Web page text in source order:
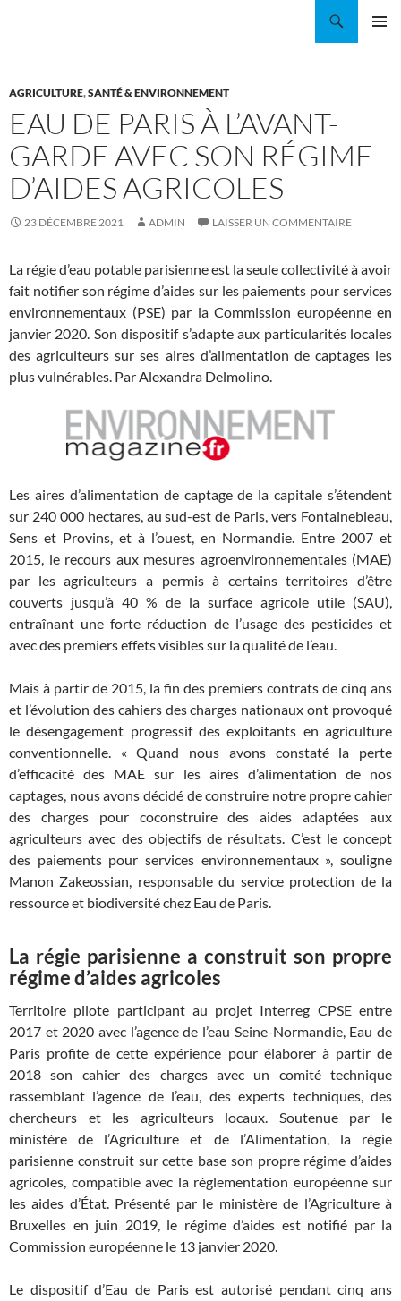
AGRICULTURE,SANTÉ & ENVIRONNEMENT
EAU DE PARIS À L’AVANT-
GARDE AVEC SON RÉGIME
D’AIDES AGRICOLES
23 DÉCEMBRE 2021 ADMIN LAISSER UN COMMENTAIRE
La régie d’eau potable parisienne est la seule collectivité à avoir
fait notifier son régime d’aides sur les paiements pour services
environnementaux (PSE) par la Commission européenne en
janvier 2020. Son dispositif s’adapte aux particularités locales
des agriculteurs sur ses aires d’alimentation de captages les
plus vulnérables. Par Alexandra Delmolino.
Les aires d’alimentation de captage de la capitale s’étendent
sur 240 000 hectares, au sud-est de Paris, vers Fontainebleau,
Sens et Provins, et à l’ouest, en Normandie. Entre 2007 et
2015, le recours aux mesures agroenvironnementales (MAE)
par les agriculteurs a permis à certains territoires d’être
couverts jusqu’à 40 % de la surface agricole utile (SAU),
entraînant une forte réduction de l’usage des pesticides et
avec des premiers effets visibles sur la qualité de l’eau.
Mais à partir de 2015, la fin des premiers contrats de cinq ans
et l’évolution des cahiers des charges nationaux ont provoqué
le désengagement progressif des exploitants en agriculture
conventionnelle. « Quand nous avons constaté la perte
d’efficacité des MAE sur les aires d’alimentation de nos
captages, nous avons décidé de construire notre propre cahier
des charges pour coconstruire des aides adaptées aux
agriculteurs avec des objectifs de résultats. C’est le concept
des paiements pour services environnementaux », souligne
Manon Zakeossian, responsable du service protection de la
ressource et biodiversité chez Eau de Paris.
La régie parisienne a construit son propre
régime d’aides agricoles
Territoire pilote participant au projet Interreg CPSE entre
2017 et 2020 avec l’agence de l’eau Seine-Normandie, Eau de
Paris profite de cette expérience pour élaborer à partir de
2018 son cahier des charges avec un comité technique
rassemblant l’agence de l’eau, des experts techniques, des
chercheurs et les agriculteurs locaux. Soutenue par le
ministère de l’Agriculture et de l’Alimentation, la régie
parisienne construit sur cette base son propre régime d’aides
agricoles, compatible avec la réglementation européenne sur
les aides d’État. Présenté par le ministère de l’Agriculture à
Bruxelles en juin 2019, le régime d’aides est notifié par la
Commission européenne le 13 janvier 2020.
Le dispositif d’Eau de Paris est autorisé pendant cinq ans